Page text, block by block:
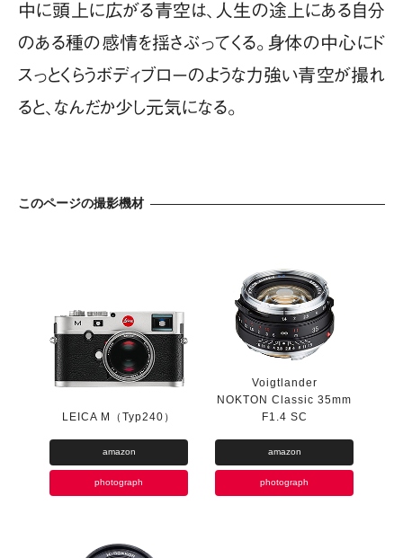
中に頭上に広がる青空は、人生の途上にある自分
のある種の感情を揺さぶってくる。身体の中心にド
スっとくらうボディブローのような力強い青空が撮れ
ると、なんだか少し元気になる。
このページの撮影機材
LEICA M（Typ240）
amazon
photograph
Voigtlander
NOKTON Classic 35mm
F1.4 SC
amazon
photograph